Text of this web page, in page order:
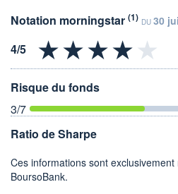
Notation morningstar (1) DU 30
Risque du fonds
3/7
Ratio de Sharpe
Ces informations sont
BoursoBank.